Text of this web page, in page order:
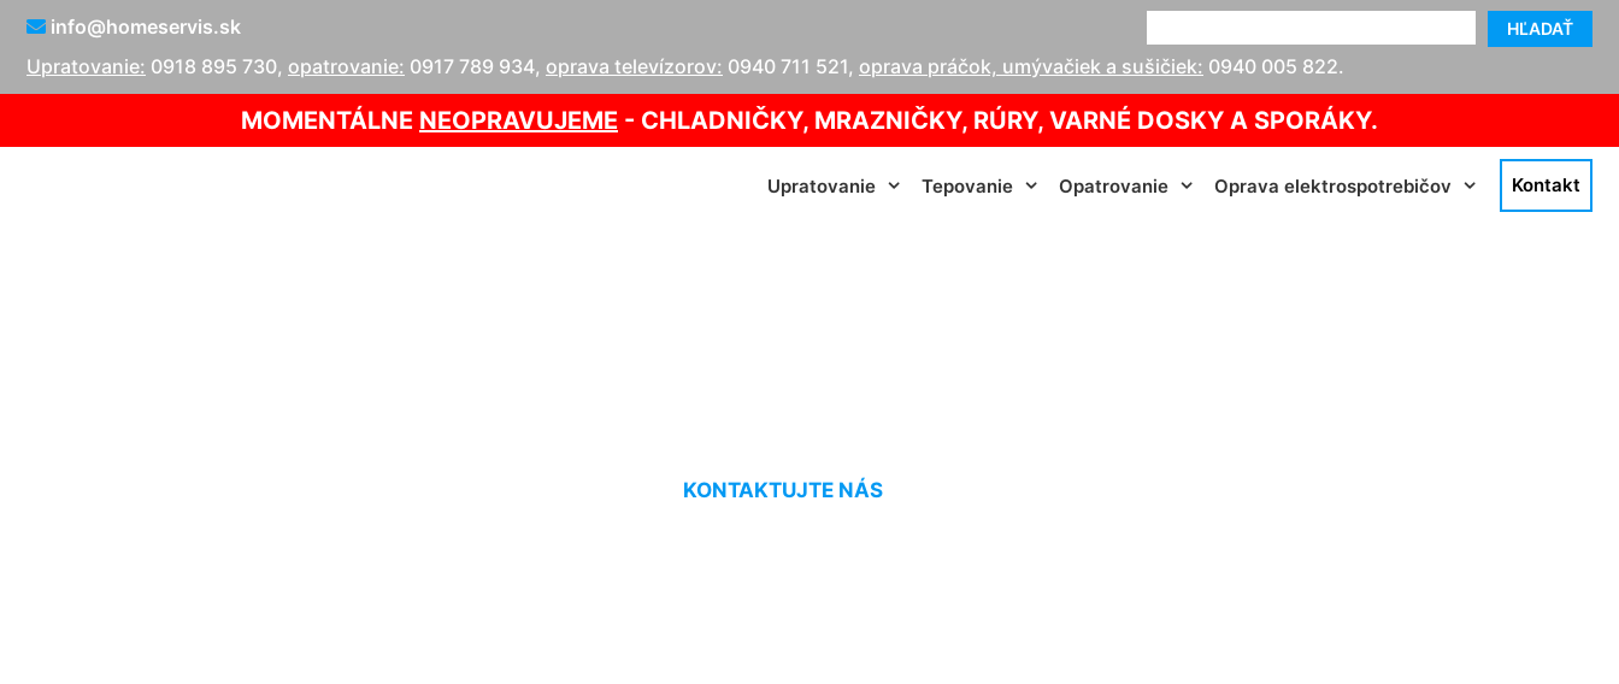
HĽADAŤ
info@homeservis.sk
Upratovanie: 0918 895 730, opatrovanie: 0917 789 934, oprava televízorov: 0940 711 521, oprava práčok, umývačiek a sušičiek: 0940 005 822.
MOMENTÁLNE NEOPRAVUJEME - CHLADNIČKY, MRAZNIČKY, RÚRY, VARNÉ DOSKY A SPORÁKY.
Upratovanie Tepovanie Opatrovanie Oprava elektrospotrebičov Kontakt
KONTAKTUJTE NÁS